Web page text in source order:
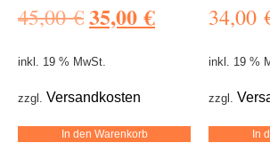
45,00€35,00€
inkl. 19 % MwSt.
zzgl. Versandkosten
In den Warenkorb
34,00
inkl. 19 %
zzgl.
In